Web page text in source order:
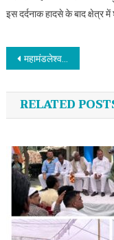
इस दर्दनाक हादसे के बाद क्षेत्र
Post
महामंडलेश्वर स्वामी रामेश्वरानंद सरस्वती बने भारतीय किसान यूनियन सर्व के राष्ट्रीय संरक्षक
RELATED